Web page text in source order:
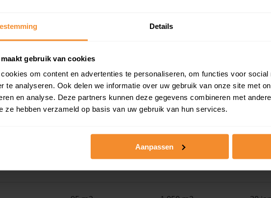
Details
gebruik van cookies
om content en advertenties te personaliseren, om functies voor social
te analyseren. Ook delen we informatie over uw gebruik van onze site met
en analyse. Deze partners kunnen deze gegevens combineren met
ze hebben verzameld op basis van uw gebruik van hun services.
Aanpassen
in de buurt
Woonoppervlak Perceel
67 m2 2.545 m2 02